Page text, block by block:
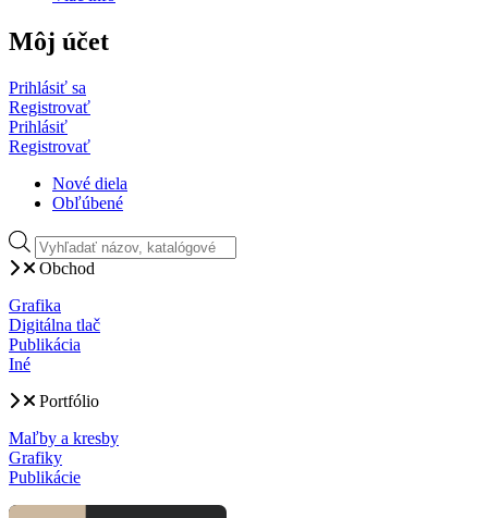
Môj účet
Prihlásiť sa
Registrovať
Prihlásiť
Registrovať
Nové diela
Obľúbené
Products
search
Obchod
Grafika
Digitálna tlač
Publikácia
Iné
Portfólio
Maľby a kresby
Grafiky
Publikácie